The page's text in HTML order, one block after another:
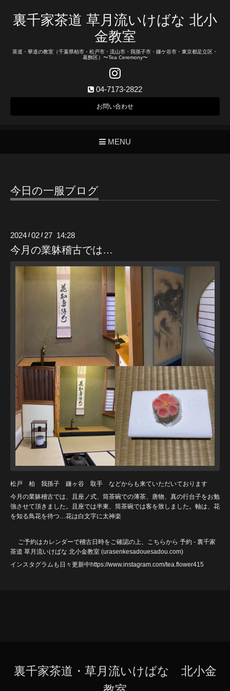
裏千家茶道 草月流いけばな 北小
金教室
茶道・華道の教室（千葉県柏市・松戸市・流山市・我孫子市・鎌ケ谷市・東京都足立区・
葛飾区）〜Tea Ceremony〜
04-7173-2822
お問い合わせ
MENU
今日の一服ブログ
2024 /02 / 27 14:28
今月の業躰稽古では…
松戸 柏 我孫子 鎌ヶ谷 取手 などからも来ていただいております
今月の業躰稽古では、且座ノ式、筒茶碗での薄茶、唐物、真の行台子をお勉
強させて頂きました。且座では半東、筒茶碗では客を致しました。軸は、花
を知る鳥花を待つ…花は白文字に太神楽
ご予約はカレンダーで稽古日時をご確認の上、こちらから 予約 - 裏千家
茶道 草月流いけばな 北小金教室 (urasenkesadouesadou .com)
インスタグラムも日々更新中https://www.instagram.com/tea.flower415
裏千家茶道・草月流いけばな 北小金